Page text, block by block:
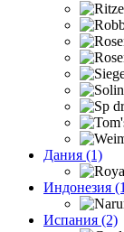
Дания (1)
Индонезия
Испания (2)